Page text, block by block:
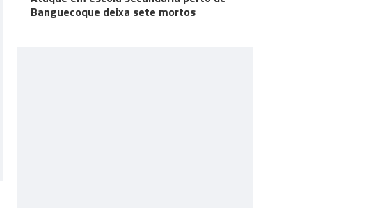
Banguecoque deixa sete mortos